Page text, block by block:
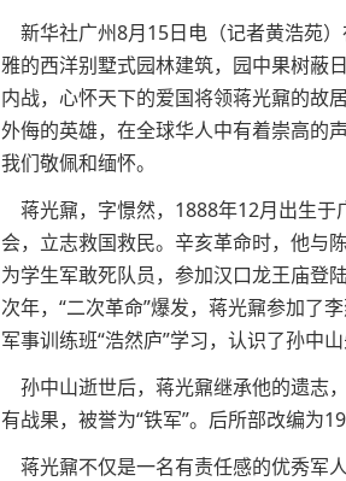
新华社广州8月15日电（记者黄浩苑
雅的西洋别墅式园林建筑，园中果树蔽
内战，心怀天下的爱国将领蒋光鼐的故
外侮的英雄，在全球华人中有着崇高的
我们敬佩和缅怀。
蒋光鼐，字憬然，1888年12月出生于
会，立志救国救民。辛亥革命时，他与
为学生军敢死队员，参加汉口龙王庙登
次年，“二次革命”爆发，蒋光鼐参加了
军事训练班“浩然庐”学习，认识了孙中
孙中山逝世后，蒋光鼐继承他的遗志
有战果，被誉为“铁军”。后所部改编为
蒋光鼐不仅是一名有责任感的优秀军